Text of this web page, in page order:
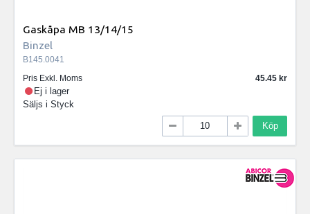
Gaskåpa MB 13/14/15
Binzel
B145.0041
Pris Exkl. Moms
45.45
Ej i lager
Säljs i Styck
Köp